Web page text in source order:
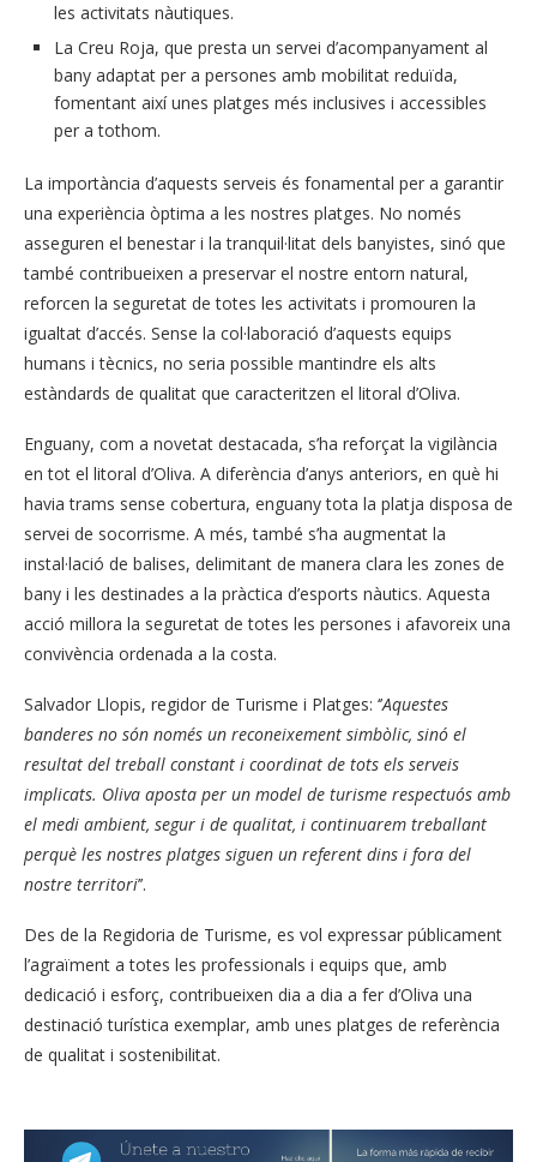
les activitats nàutiques.
La Creu Roja, que presta un servei d’acompanyament al
bany adaptat per a persones amb mobilitat reduïda,
fomentant així unes platges més inclusives i accessibles
per a tothom.
La importància d’aquests serveis és fonamental per a garantir
una experiència òptima a les nostres platges. No només
asseguren el benestar i la tranquil·litat dels banyistes, sinó que
també contribueixen a preservar el nostre entorn natural,
reforcen la seguretat de totes les activitats i promouren la
igualtat d’accés. Sense la col·laboració d’aquests equips
humans i tècnics, no seria possible mantindre els alts
estàndards de qualitat que caracteritzen el litoral d’Oliva.
Enguany, com a novetat destacada, s’ha reforçat la vigilància
en tot el litoral d’Oliva. A diferència d’anys anteriors, en què hi
havia trams sense cobertura, enguany tota la platja disposa de
servei de socorrisme. A més, també s’ha augmentat la
instal·lació de balises, delimitant de manera clara les zones de
bany i les destinades a la pràctica d’esports nàutics. Aquesta
acció millora la seguretat de totes les persones i afavoreix una
convivència ordenada a la costa.
Salvador Llopis, regidor de Turisme i Platges: ‘’Aquestes
banderes no són només un reconeixement simbòlic, sinó el
resultat del treball constant i coordinat de tots els serveis
implicats. Oliva aposta per un model de turisme respectuós amb
el medi ambient, segur i de qualitat, i continuarem treballant
perquè les nostres platges siguen un referent dins i fora del
nostre territori’’.
Des de la Regidoria de Turisme, es vol expressar públicament
l’agraïment a totes les professionals i equips que, amb
dedicació i esforç, contribueixen dia a dia a fer d’Oliva una
destinació turística exemplar, amb unes platges de referència
de qualitat i sostenibilitat.